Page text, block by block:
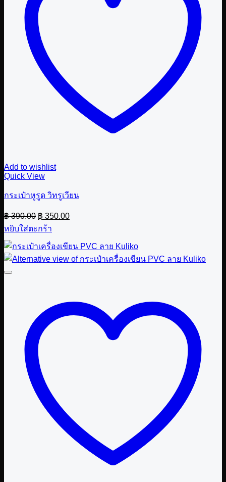
Add to wishlist
Quick View
กระเป๋าหูรูด วิทรูเวียน
฿390.00 Original
price
was:
฿ 390.00.
฿ 350.00Current
price
฿ 350.00.
หยิบใส่ตะกร้า